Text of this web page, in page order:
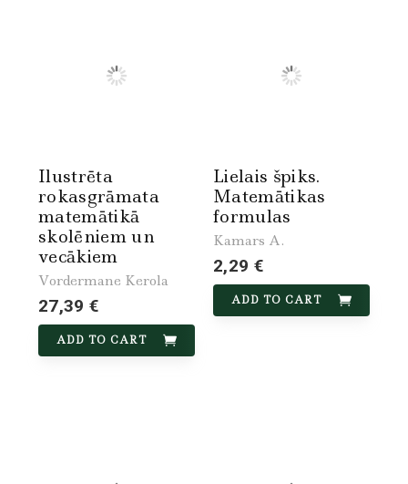
Ilustrēta
rokasgrāmata
matemātikā
skolēniem un
vecākiem
Vordermane Kerola
27,39 €
ADD TO CART
Lielais špiks.
Matemātikas
formulas
Kamars A.
2,29 €
ADD TO CART